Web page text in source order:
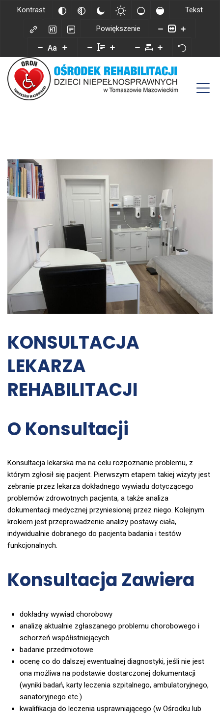
Kontrast Tekst
Powiększenie
Aa
KONSULTACJA
LEKARZA
REHABILITACJI
O Konsultacji
Konsultacja lekarska ma na celu rozpoznanie problemu, z
którym zgłosił się pacjent. Pierwszym etapem takiej wizyty jest
zebranie przez lekarza dokładnego wywiadu dotyczącego
problemów zdrowotnych pacjenta, a także analiza
dokumentacji medycznej przyniesionej przez niego. Kolejnym
krokiem jest przeprowadzenie analizy postawy ciała,
indywidualnie dobranego do pacjenta badania i testów
funkcjonalnych.
Konsultacja Zawiera
dokładny wywiad chorobowy
analizę aktualnie zgłaszanego problemu chorobowego i
schorzeń współistniejących
badanie przedmiotowe
ocenę co do dalszej ewentualnej diagnostyki, jeśli nie jest
ona możliwa na podstawie dostarczonej dokumentacji
(wyniki badań, karty leczenia szpitalnego, ambulatoryjnego,
sanatoryjnego etc.)
kwalifikacja do leczenia usprawniającego (w Ośrodku lub